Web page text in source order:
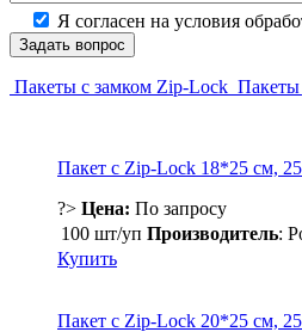
Я согласен на условия
Пакеты с замком Zip-Lock Пакеты
Пакет с Zip-Lock 18*25 см,
?> Цена: По запросу
100 шт/уп Производитель:
Купить
Пакет с Zip-Lock 20*25 см,